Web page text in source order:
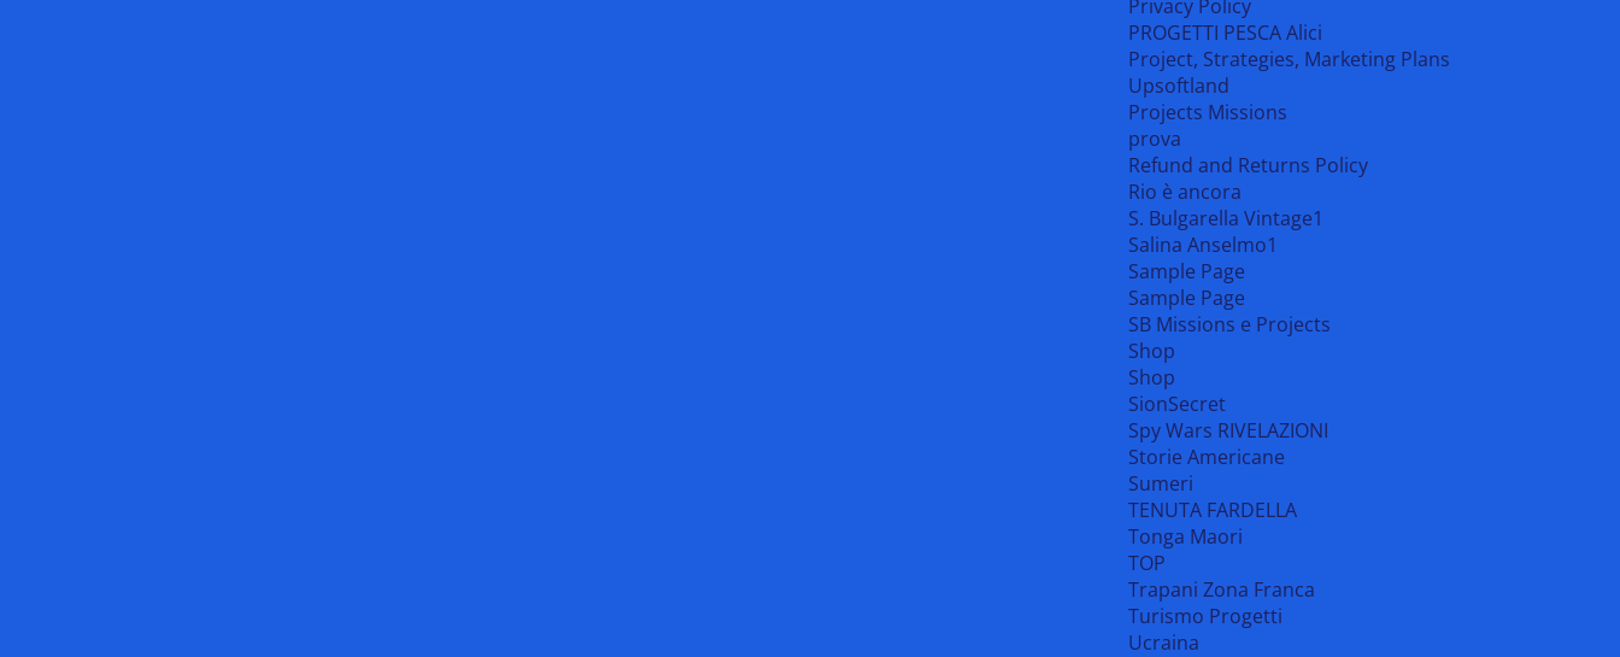
Privacy Policy
PROGETTI PESCA Alici
Project, Strategies, Marketing Plans
Upsoftland
Projects Missions
prova
Refund and Returns Policy
Rio è ancora
S. Bulgarella Vintage1
Salina Anselmo1
Sample Page
Sample Page
SB Missions e Projects
Shop
Shop
SionSecret
Spy Wars RIVELAZIONI
Storie Americane
Sumeri
TENUTA FARDELLA
Tonga Maori
TOP
Trapani Zona Franca
Turismo Progetti
Ucraina